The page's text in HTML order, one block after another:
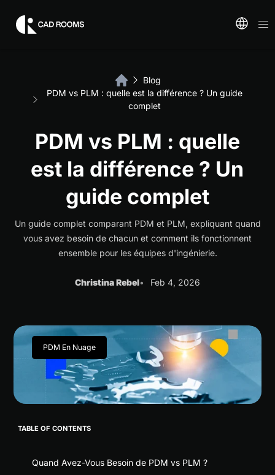
Blog
PDM vs PLM : quelle est la différence ? Un guide
complet
PDM vs PLM : quelle
est la différence ? Un
guide complet
Un guide complet comparant PDM et PLM, expliquant quand
vous avez besoin de chacun et comment ils fonctionnent
ensemble pour les équipes d'ingénierie.
Christina Rebel Feb 4, 2026
PDM En Nuage
TABLE OF CONTENTS
Quand Avez-Vous Besoin de PDM vs PLM ?